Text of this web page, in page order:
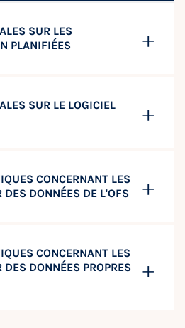
SUR LES
PLANIFIÉES
SUR LE LOGICIEL
CONCERNANT LES
DES DONNÉES DE L'OFS
CONCERNANT LES
DES DONNÉES PROPRES